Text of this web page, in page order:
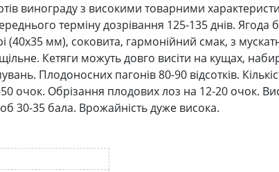
винограду з високими товарними
терміну дозрівання 125-135 днів. Ягода
(40x35 мм), соковита, гармонійний смак, з
Кетяги можуть довго висіти на кущах,
Плодоносних пагонів 80-90 відсотків.
очок. Обрізання плодових лоз на 12-20 очок.
30-35 бала. Врожайність дуже висока.